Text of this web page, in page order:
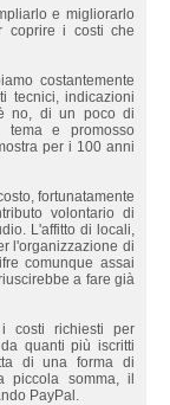
e migliorarlo
coprire i costi che
costantemente
tecnici, indicazioni
no, di un poco di
tema e promosso
per i 100 anni
fortunatamente
volontario di
L'affitto di locali,
l'organizzazione di
comunque assai
a fare già
costi richiesti per
quanti più iscritti
di una forma di
piccola somma, il
PayPal.